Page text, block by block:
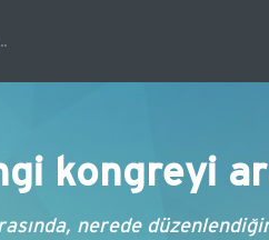
kongreyi
nerede